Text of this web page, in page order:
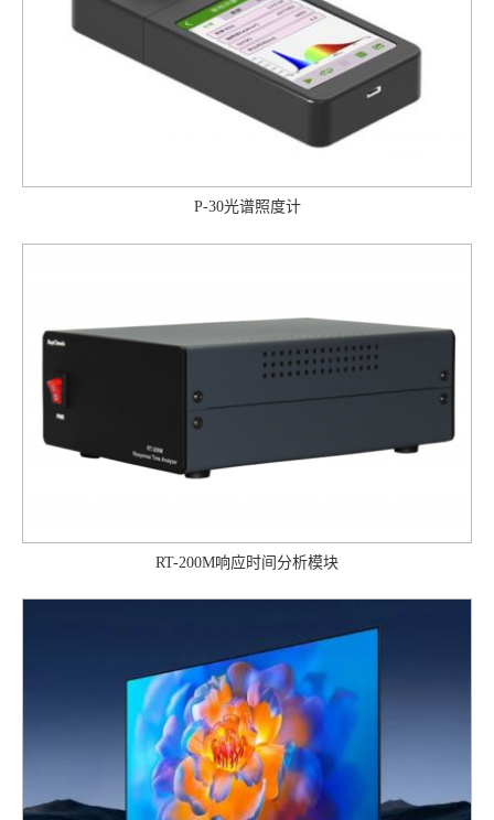
P-30光谱照度计
RT-200M响应时间分析模块